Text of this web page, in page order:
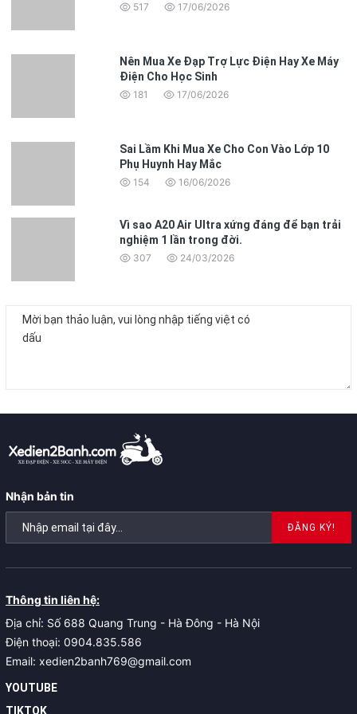
517 17/06/2026
Nên Mua Xe Đạp Trợ Lực Điện Hay Xe Máy
Điện Cho Học Sinh
181 17/06/2026
Sai Lầm Khi Mua Xe Cho Con Vào Lớp 10
Phụ Huynh Hay Mắc
154 16/06/2026
Vì sao A20 Air Ultra xứng đáng để bạn trải
nghiệm 1 lần trong đời.
307 24/03/2026
Nhận bản tin
ĐĂNG KÝ!
Thông tin liên hệ:
Địa chỉ: Số 688 Quang Trung - Hà Đông - Hà Nội
Điện thoại: 0904.835.586
Email: xedien2banh769@gmail.com
YOUTUBE
TIKTOK